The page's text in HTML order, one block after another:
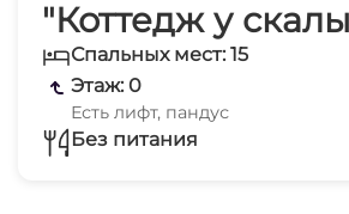
"Коттедж у
Спальных мест: 15
Этаж: 0
Есть лифт, пандус
Без питания